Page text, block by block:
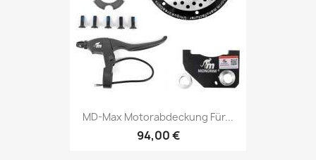
MD-Max Motorabdeckung Für...
94,00 €